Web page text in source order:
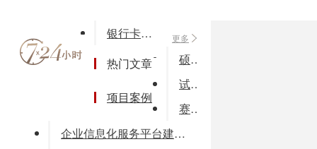
更多
热门文章
项目案例
银行卡识别-解救你我于水火
硕士论文-xxxx系统的设计与实现(word)
试论我我国商业银行的会计风险与防范论文范例x
赛阳环保地理信息系统
企业信息化服务平台建设解决方案